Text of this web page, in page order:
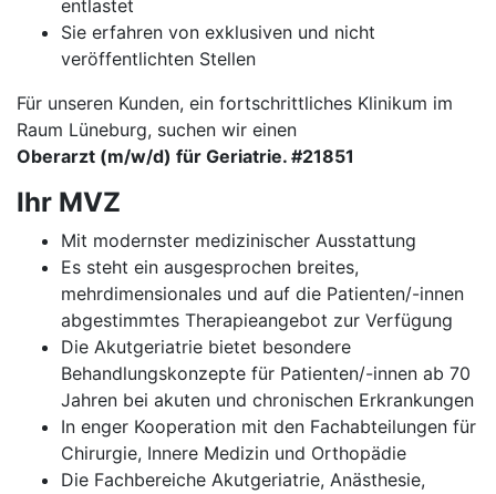
entlastet
Sie erfahren von exklusiven und nicht
veröffentlichten Stellen
Für unseren Kunden, ein fortschrittliches Klinikum im
Raum Lüneburg, suchen wir einen
Oberarzt (m/w/d) für Geriatrie. #21851
Ihr MVZ
Mit modernster medizinischer Ausstattung
Es steht ein ausgesprochen breites,
mehrdimensionales und auf die Patienten/-innen
abgestimmtes Therapieangebot zur Verfügung
Die Akutgeriatrie bietet besondere
Behandlungskonzepte für Patienten/-innen ab 70
Jahren bei akuten und chronischen Erkrankungen
In enger Kooperation mit den Fachabteilungen für
Chirurgie, Innere Medizin und Orthopädie
Die Fachbereiche Akutgeriatrie, Anästhesie,